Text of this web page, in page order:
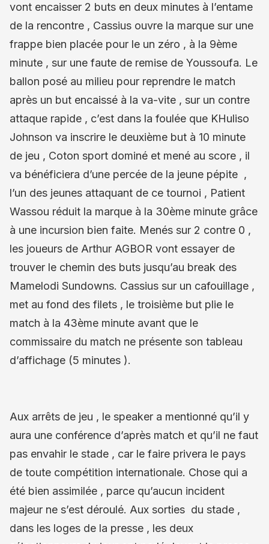
vont encaisser 2 buts en deux minutes à l’entame
de la rencontre , Cassius ouvre la marque sur une
frappe bien placée pour le un zéro , à la 9ème
minute , sur une faute de remise de Youssoufa. Le
ballon posé au milieu pour reprendre le match
après un but encaissé à la va-vite , sur un contre
attaque rapide , c’est dans la foulée que KHuliso
Johnson va inscrire le deuxième but à 10 minute
de jeu , Coton sport dominé et mené au score , il
va bénéficiera d’une percée de la jeune pépite ,
l’un des jeunes attaquant de ce tournoi , Patient
Wassou réduit la marque à la 30ème minute grâce
à une incursion bien faite. Menés sur 2 contre 0 ,
les joueurs de Arthur AGBOR vont essayer de
trouver le chemin des buts jusqu’au break des
Mamelodi Sundowns. Cassius sur un cafouillage ,
met au fond des filets , le troisième but plie le
match à la 43ème minute avant que le
commissaire du match ne présente son tableau
d’affichage (5 minutes ).
Aux arrêts de jeu , le speaker a mentionné qu’il y
aura une conférence d’après match et qu’il ne faut
pas envahir le stade , car le faire privera le pays
de toute compétition internationale. Chose qui a
été bien assimilée , parce qu’aucun incident
majeur ne s’est déroulé. Aux sorties du stade ,
dans les loges de la presse , les deux